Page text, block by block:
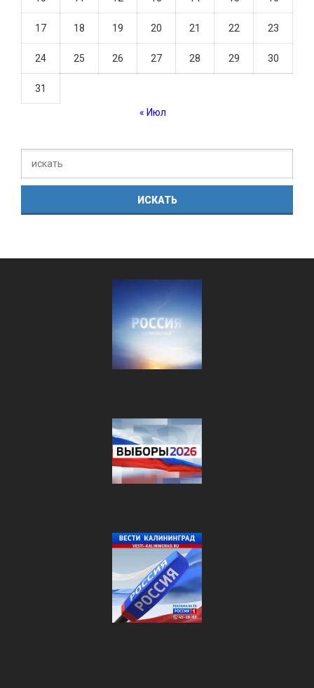
17 18 19 20 21 22 23
24 25 26 27 28 29 30
31
« Июл